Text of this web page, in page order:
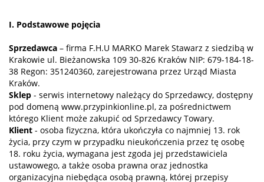
I. Podstawowe pojęcia
Sprzedawca – firma F.H.U MARKO Marek Stawarz z siedzibą w
Krakowie ul. Bieżanowska 109 30-826 Kraków NIP: 679-184-18-
38 Regon: 351240360, zarejestrowana przez Urząd Miasta
Kraków.
Sklep - serwis internetowy należący do Sprzedawcy, dostępny
pod domeną www.przypinkionline.pl, za pośrednictwem
którego Klient może zakupić od Sprzedawcy Towary.
Klient - osoba fizyczna, która ukończyła co najmniej 13. rok
życia, przy czym w przypadku nieukończenia przez tę osobę
18. roku życia, wymagana jest zgoda jej przedstawiciela
ustawowego, a także osoba prawna oraz jednostka
organizacyjna niebędąca osobą prawną, której przepisy